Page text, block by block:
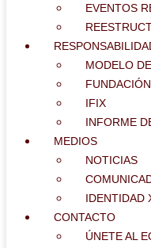
EVENTOS
MODELO
IFIX
INFORME
MEDIOS
NOTICIAS
IDENTIDAD
CONTACTO
ÚNETE AL